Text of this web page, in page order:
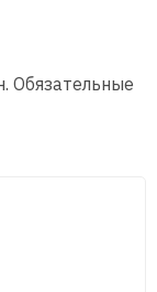
Обязательные